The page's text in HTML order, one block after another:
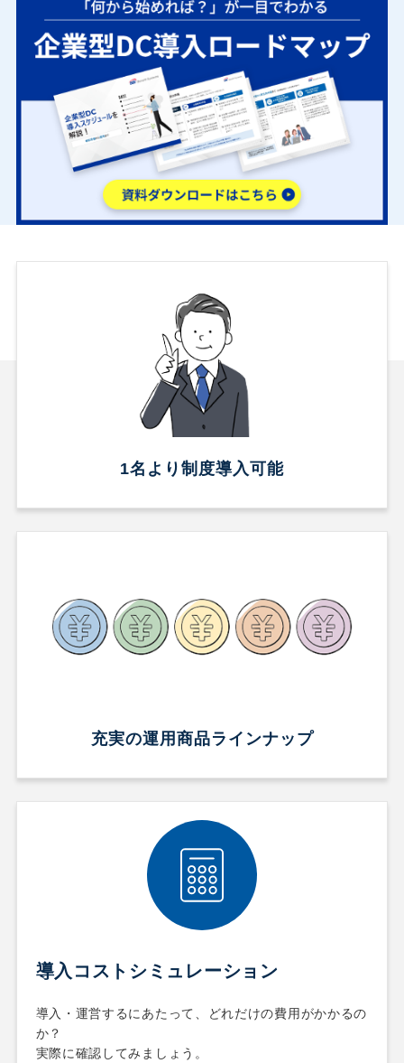
1名より制度導入可能
充実の運用商品ラインナップ
導入コストシミュレーション
導入・運営するにあたって、どれだけの費用がかかるの
か？
実際に確認してみましょう。